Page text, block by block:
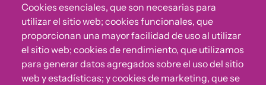
Cookies esenciales, que son necesarias para
utilizar el sitio web; cookies funcionales, que
proporcionan una mayor facilidad de uso al utilizar
el sitio web; cookies de rendimiento, que utilizamos
para generar datos agregados sobre el uso del sitio
web y estadísticas; y cookies de marketing, que se